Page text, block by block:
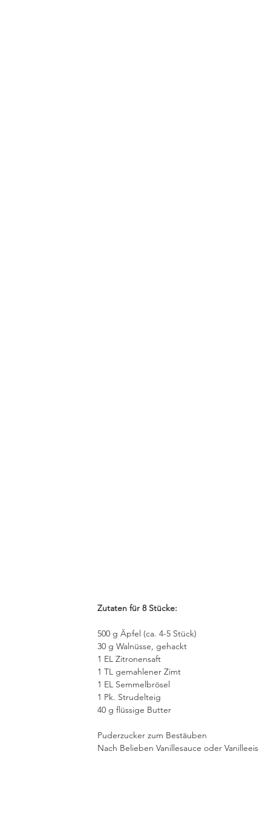
Zutaten für 8 Stücke:
500 g Äpfel (ca. 4-5 Stück)
30 g Walnüsse, gehackt
1 EL Zitronensaft
1 TL gemahlener Zimt
1 EL Semmelbrösel
1 Pk. Strudelteig
40 g flüssige Butter
Puderzucker zum Bestäuben
Nach Belieben Vanillesauce oder Vanilleeis